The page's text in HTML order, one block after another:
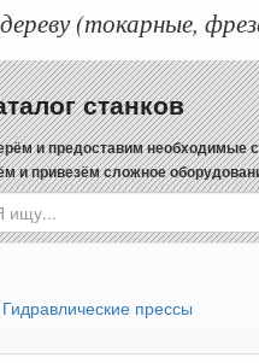
(токарные,
станков
и предоставим необходимые
и привезём сложное
Гидравлические прессы